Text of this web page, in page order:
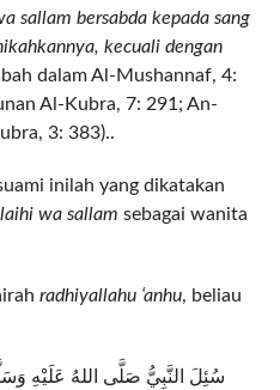
sallam bersabda kepada sang
kecuali dengan
dalam Al-Mushannaf, 4:
Al-Kubra, 7: 291; An-
3: 383)..
inilah yang dikatakan
wa sallam sebagai wanita
radhiyallahu ‘anhu, beliau
سُئِلَ النَّبِيُّ صَلَّى اللهُ عَلَيْهِ